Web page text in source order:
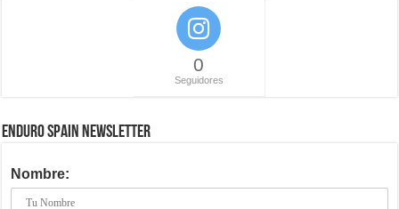
0
Seguidores
ENDURO SPAIN NEWSLETTER
Nombre: